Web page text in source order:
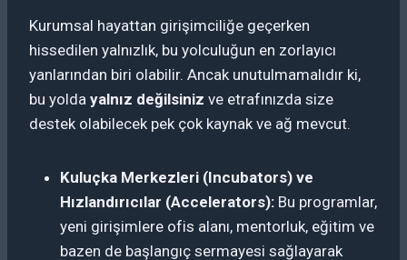
Kurumsal hayattan girişimciliğe geçerken
hissedilen yalnızlık, bu yolculuğun en zorlayıcı
yanlarından biri olabilir. Ancak unutulmamalıdır ki,
bu yolda yalnız değilsiniz ve etrafınızda size
destek olabilecek pek çok kaynak ve ağ mevcut.
Kuluçka Merkezleri (Incubators) ve
Hızlandırıcılar (Accelerators): Bu programlar,
yeni girişimlere ofis alanı, mentorluk, eğitim ve
bazen de başlangıç sermayesi sağlayarak